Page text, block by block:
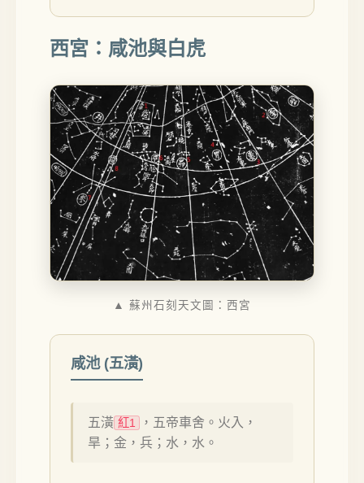
西宮：咸池與白虎
▲ 蘇州石刻天文圖：西宮
咸池 (五潢)
五潢 紅1
，五帝車舍。火入，
旱；金，兵；水，水。